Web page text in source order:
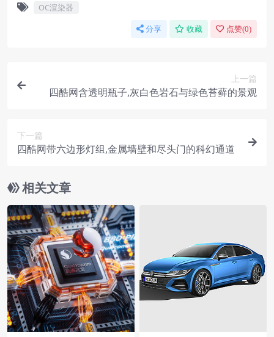
OC渲染器
分享 收藏 点赞(0)
上一篇
四酷网含透明瓶子,灰白色岩石与绿色苔藓的景观
下一篇
四酷网带六边形灯组,金属墙壁和尽头门的科幻通道
相关文章